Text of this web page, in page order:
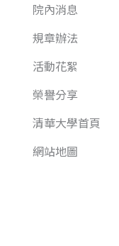
院內消息
規章辦法
活動花絮
榮譽分享
清華大學首頁
網站地圖